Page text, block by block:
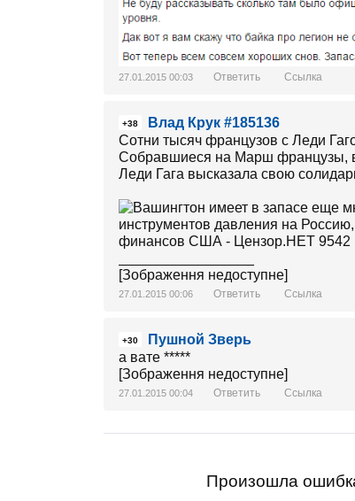
27.01.2015 00:03 Ответить Ссылка
+38
Влад Крук #185136
Сотни тысяч французов с Леди
Собравшиеся на Марш французы,
Леди Гага высказала свою
[Зображення недоступне]
27.01.2015 00:06 Ответить Ссылка
+30
Пушной Зверь
а вате *****
[Зображення недоступне]
27.01.2015 00:04 Ответить Ссылка
Произошла